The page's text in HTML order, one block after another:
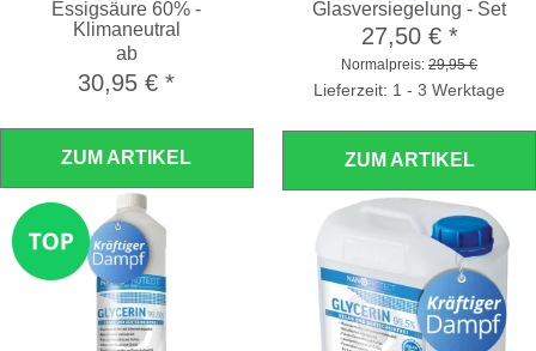
Essigsäure 60% -
Klimaneutral
ab
30,95 €*
ZUM ARTIKEL
Glasversiegelung - Set
27,50 € *
Normalpreis:29,95 €
Lieferzeit: 1 - 3 Werktage
ZUM ARTIKEL